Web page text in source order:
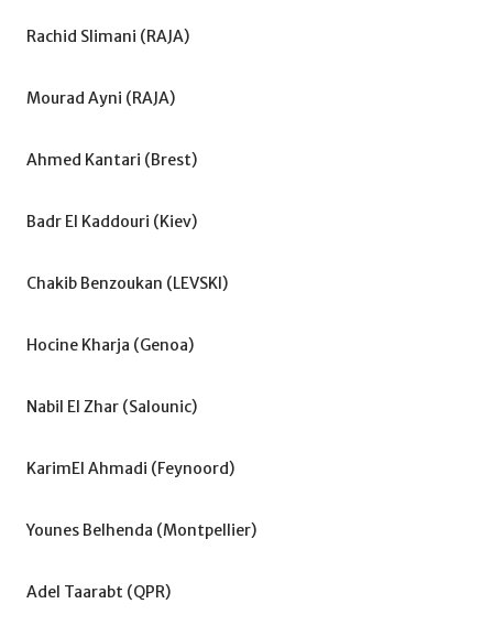
Rachid Slimani (RAJA)
Mourad Ayni (RAJA)
Ahmed Kantari (Brest)
Badr El Kaddouri (Kiev)
Chakib Benzoukan (LEVSKI)
Hocine Kharja (Genoa)
Nabil El Zhar (Salounic)
KarimEl Ahmadi (Feynoord)
Younes Belhenda (Montpellier)
Adel Taarabt (QPR)